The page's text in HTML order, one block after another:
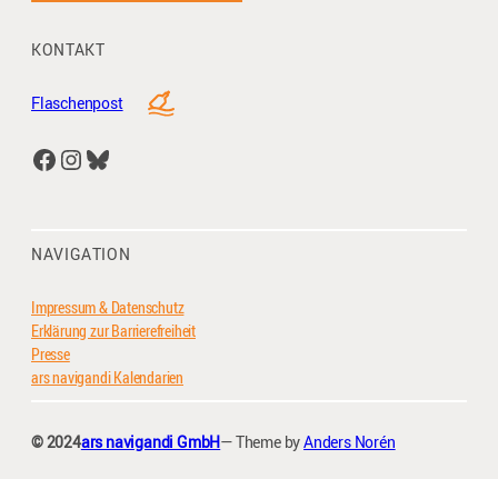
KONTAKT
Flaschenpost
Facebook InstagramBluesky
NAVIGATION
Impressum & Datenschutz
Erklärung zur Barrierefreiheit
Presse
ars navigandi Kalendarien
© 2024ars navigandi GmbH— Theme byAnders Norén